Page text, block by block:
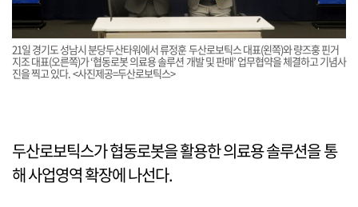
21일 경기도 성남시 분당두산타워에서 류정훈 두산로보틱스 대표(왼쪽)와 량즈훙 핀거
지조 대표(오른쪽)가 ‘협동로봇 의료용 솔루션 개발 및 판매’ 업무협약을 체결하고 기념사
진을 찍고 있다. <사진제공=두산로보틱스>
두산로보틱스가 협동로봇을 활용한 의료용 솔루션을 통
해 사업영역 확장에 나선다.